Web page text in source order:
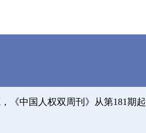
《中国人权双周刊》从第181期